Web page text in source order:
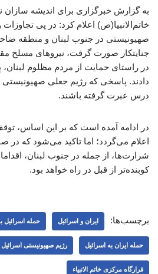
به گزارش خبرگزاری برای اندیشه
خاتم‌الانبیا(ص) اعلام کرد: در پی
صهیونیستی در جنوب لبنان و منطقه
جنایتکار صورت گرفت، نیروهای مسلح
در راستای حمایت از مردم مظلوم لبنان،
دادند. پاسخی که رژیم جعلی صهیونیستی
درس عبرت گرفته باشند.
در ادامه آمده است که بر این اساس،
اعلام می‌گردد؛ اما تاکید می‌شود که در
شرارت‌ها، از جمله در جنوب لبنان،
کوبنده‌تر از قبل در راه خواهد بود.
برچسب‌ها: ایران و اسرائیل حمله اسرائیل
حمله ایران به اسرائیل رژیم صهیونیستی اسرائیل
قرارگاه مرکزی خاتم الانبیاء